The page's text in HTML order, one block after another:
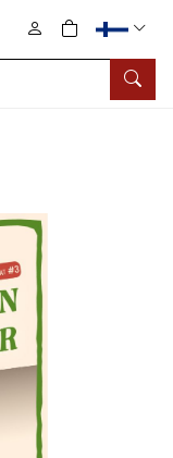
Hae
0
tuotetta